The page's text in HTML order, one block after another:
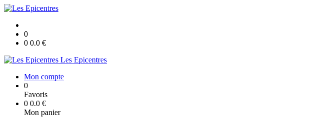
0
0 0.0 €
Les Epicentres
Mon compte
0
Favoris
0 0.0 €
Mon panier